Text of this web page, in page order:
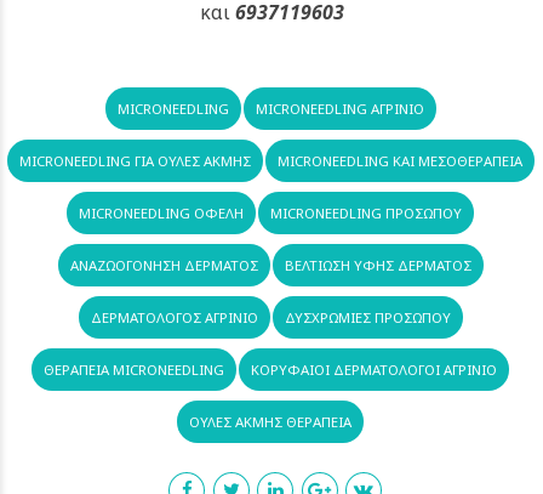
και6937119603
MICRONEEDLING MICRONEEDLING ΑΓΡΊΝΙΟ
MICRONEEDLING ΓΙΑ ΟΥΛΈΣ ΑΚΜΉΣ MICRONEEDLING ΚΑΙ ΜΕΣΟΘΕΡΑΠΕΊΑ
MICRONEEDLING ΟΦΈΛΗ MICRONEEDLING ΠΡΟΣΏΠΟΥ
ΑΝΑΖΩΟΓΌΝΗΣΗ ΔΈΡΜΑΤΟΣ ΒΕΛΤΊΩΣΗ ΥΦΉΣ ΔΈΡΜΑΤΟΣ
ΔΕΡΜΑΤΟΛΟΓΟΣ ΑΓΡΊΝΙΟ ΔΥΣΧΡΩΜΊΕΣ ΠΡΟΣΏΠΟΥ
ΘΕΡΑΠΕΊΑ MICRONEEDLING ΚΟΡΥΦΑΊΟΙ ΔΕΡΜΑΤΟΛΌΓΟΙ ΑΓΡΊΝΙΟ
ΟΥΛΈΣ ΑΚΜΉΣ ΘΕΡΑΠΕΊΑ